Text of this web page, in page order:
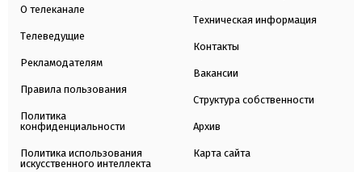
О телеканале
Телеведущие
Рекламодателям
Правила пользования
Политика
конфиденциальности
Политика использования
искусственного интеллекта
Техническая информация
Контакты
Вакансии
Структура собственности
Архив
Карта сайта